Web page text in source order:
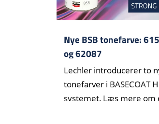
Nye BSB tonefarve:
og 62087
Lechler introducerer to
tonefarver i BASECOAT
systemet. Læs mere om